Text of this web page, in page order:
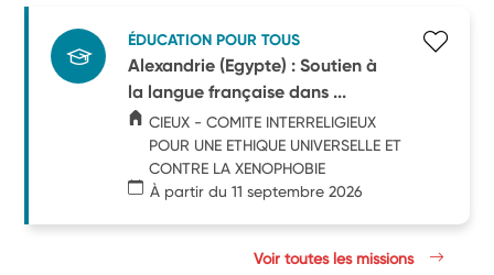
ÉDUCATION POUR TOUS
Alexandrie (Egypte) : Soutien à
la langue française dans ...
CIEUX - COMITE INTERRELIGIEUX
POUR UNE ETHIQUE UNIVERSELLE ET
CONTRE LA XENOPHOBIE
À partir du 11 septembre 2026
Voir toutes les missions